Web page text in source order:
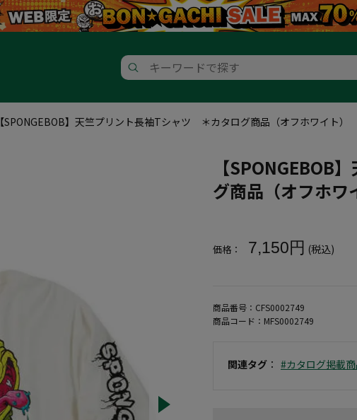
【SPONGEBOB】天竺プリント長袖Tシャツ ＊カタログ商品（オフホワイト）
【SPONGEBOB
グ商品（オフホワ
価格： 7,150円 (税込)
商品番号： CFS0002749
商品コード： MFS0002749
関連タグ ： #カタログ掲載